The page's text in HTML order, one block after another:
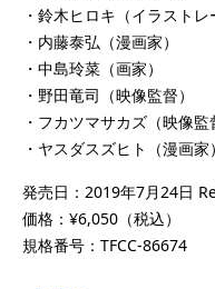
・鈴木ヒロキ（イラストレ
・内藤泰弘（漫画家）
・中島玲菜（画家）
・野田竜司（映像監督）
・フカツマサカズ（映像監
・ヤスダスズヒト（漫画家）
発売日：2019年7月24日
価格：¥6,050（税込）
規格番号：TFCC-86674